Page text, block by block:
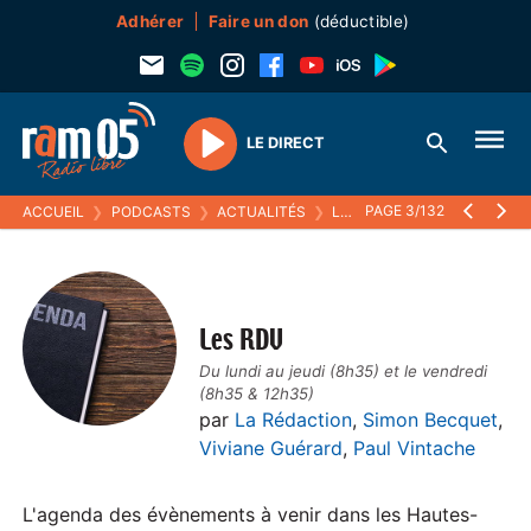
Adhérer Faire un don (déductible)
Play
LE DIRECT
ACCUEIL ❯ PODCASTS ❯ ACTUALITÉS ❯ LES RDV PAGE 3/132
Les RDV
Du lundi au jeudi (8h35) et le vendredi
(8h35 & 12h35)
par La Rédaction, Simon Becquet,
Viviane Guérard, Paul Vintache
L'agenda des évènements à venir dans les Hautes-